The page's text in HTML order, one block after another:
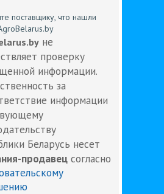
поставщику, что нашли
не
проверку
информации.
за
информации
Беларусь несет
продавец согласно